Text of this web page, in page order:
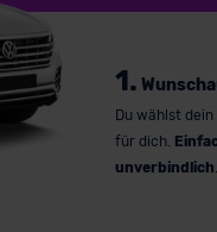
1.
Du wählst
für dich.
unverbindlich